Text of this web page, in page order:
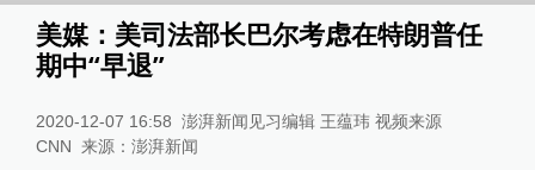
美媒：美司法部长巴尔考虑在特朗普任
期中“早退”
2020-12-07 16:58 澎湃新闻见习编辑 王蕴玮 视频来源
CNN 来源： 澎湃新闻